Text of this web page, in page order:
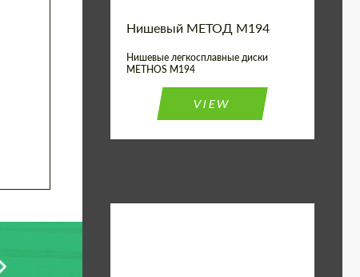
Нишевый МЕТОД M194
Нишевые легкосплавные диски
METHOS M194
VIEW